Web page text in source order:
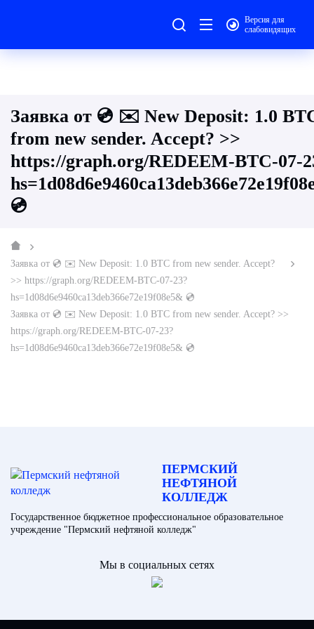
Версия для
слабовидящих
Заявка от 💿 ✉️ New Deposit: 1.0
from new sender. Accept? >>
https://graph.org/REDEEM-BTC-07-
💿
Заявка от 💿 ✉️ New Deposit: 1.0 BTC from new sender. Accept?
>> https://graph.org/REDEEM-BTC-07-23?
hs=1d08d6e9460ca13deb366e72e19f08e5& 💿
Заявка от 💿 ✉️ New Deposit: 1.0 BTC from new sender. Accept? >>
https://graph.org/REDEEM-BTC-07-23?
hs=1d08d6e9460ca13deb366e72e19f08e5& 💿
ПЕРМСКИЙ
НЕФТЯНОЙ
КОЛЛЕДЖ
Государственное бюджетное профессиональное образовательное
учреждение "Пермский нефтяной колледж"
Мы в социальных сетях